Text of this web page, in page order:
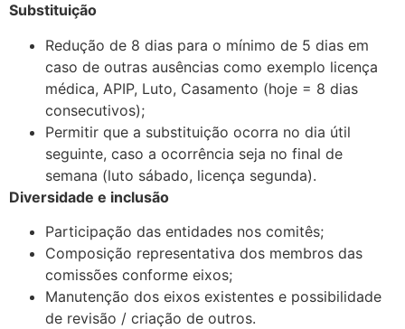
Substituição
Redução de 8 dias para o mínimo de 5 dias em
caso de outras ausências como exemplo licença
médica, APIP, Luto, Casamento (hoje = 8 dias
consecutivos);
Permitir que a substituição ocorra no dia útil
seguinte, caso a ocorrência seja no final de
semana (luto sábado, licença segunda).
Diversidade e inclusão
Participação das entidades nos comitês;
Composição representativa dos membros das
comissões conforme eixos;
Manutenção dos eixos existentes e possibilidade
de revisão / criação de outros.